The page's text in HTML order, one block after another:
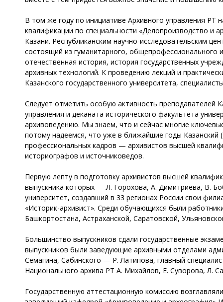
В том же году по инициативе Архивного управления РТ
квалификации по специальности «Делопроизводство и
Казани. Республиканским научно-исследовательским
состоящий из гуманитарного, общепрофессионального
отечественная история, история государственных
архивных технологий. К проведению лекций и
Казанского государственного университета,
Следует отметить особую активность преподавателей
управления и деканата исторического факультета
архивоведению. Мы знаем, что и сейчас многие
потому надеемся, что уже в ближайшие годы Казанский
профессиональных кадров — архивистов высшей
историографов и источниковедов.
Первую лепту в подготовку архивистов высшей
выпускника которых — Л. Горохова, А. Димитриева, В.
университет, создавший в 33 регионах России свои
«Историк-архивист». Среди обучающихся были
Башкортостана, Астраханской, Саратовской,
Большинство выпускников сдали государственные
выпускников были заведующие архивными отделами
Семагина, Сабинского — Р. Латипова, главный
Национального архива РТ А. Михайлов, Е. Суворова, Л.
Государственную аттестационную комиссию